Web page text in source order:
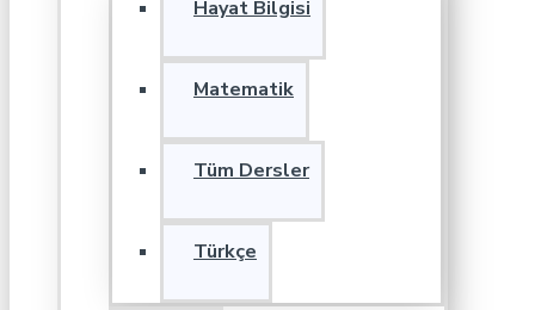
Hayat Bilgisi
Matematik
Tüm Dersler
Türkçe